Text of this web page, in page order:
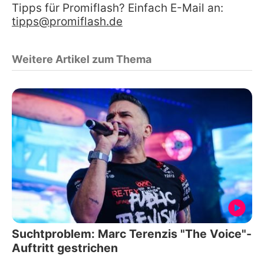
Tipps für Promiflash? Einfach E-Mail an:
tipps@promiflash.de
Weitere Artikel zum Thema
Suchtproblem: Marc Terenzis "The Voice"-
Auftritt gestrichen